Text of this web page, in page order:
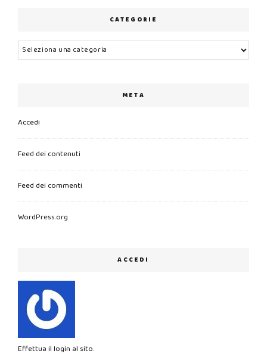
CATEGORIE
Categorie
META
Accedi
Feed dei contenuti
Feed dei commenti
WordPress.org
ACCEDI
Effettua il login al sito.